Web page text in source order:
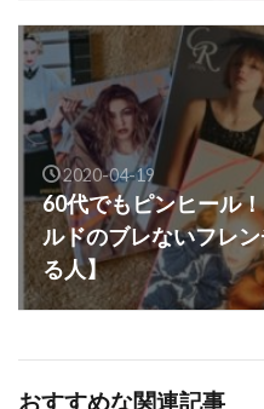
2020-04-19
60代でもピンヒール
ルドのブレないフレ
る人】
おすすめな関連記事